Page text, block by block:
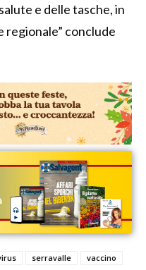
e delle tasche, in
regionale” conclude
serravalle vaccino